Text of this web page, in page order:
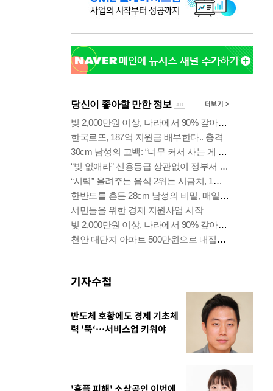
기자수첩
반도체 호황에도 경제 기초체
력 '뚝‘…서비스업 키워야